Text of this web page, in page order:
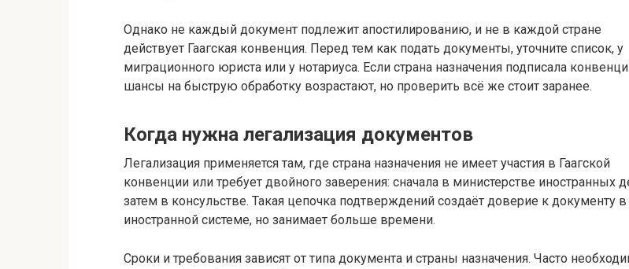
Однако не каждый документ подлежит апостилированию, и не в каждой стране
действует Гаагская конвенция. Перед тем как подать документы, уточните список, у
миграционного юриста или у нотариуса. Если страна назначения подписала
шансы на быструю обработку возрастают, но проверить всё же стоит заранее.
Когда нужна легализация документов
Легализация применяется там, где страна назначения не имеет участия в Гаагской
конвенции или требует двойного заверения: сначала в министерстве иностранных
затем в консульстве. Такая цепочка подтверждений создаёт доверие к документу в
иностранной системе, но занимает больше времени.
Сроки и требования зависят от типа документа и страны назначения. Часто